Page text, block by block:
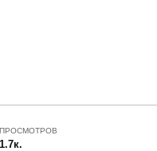
ПРОСМОТРОВ
1.7к.